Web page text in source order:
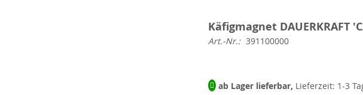
Käfigmagnet DAUERKRAFT
Art.-Nr. 391100000
ab Lager lieferbar, Lieferzeit: 1-3